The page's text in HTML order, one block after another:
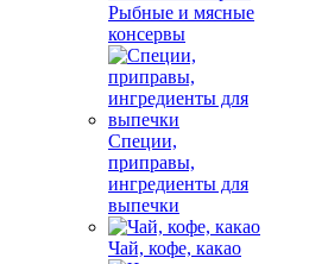
Рыбные и мясные
консервы
Специи,
приправы,
ингредиенты для
выпечки
Чай, кофе, какао